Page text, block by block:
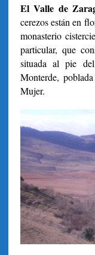
El Valle de
cerezos están en
monasterio
particular, que
situada al pie
Monterde,
Mujer.